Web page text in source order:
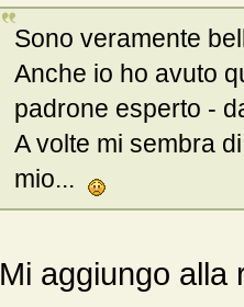
Sono veramente
Anche io ho avuto
padrone esperto -
A volte mi sembra
mio...
Mi aggiungo alla